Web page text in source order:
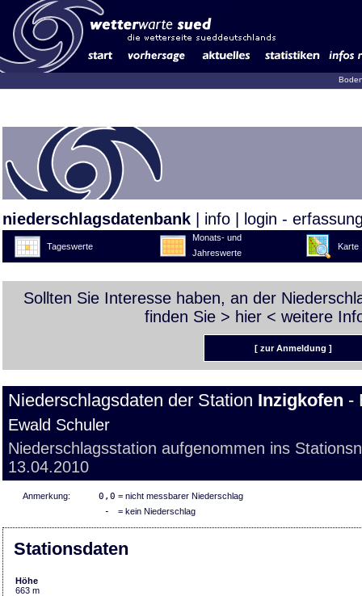
niederschlagsdatenbank info login -
Tageswerte
Monats- und
Jahreswerte
Karte
Sollten Sie Interesse haben, an der
finden Sie > hier < weitere
[ zur Anmeldung ]
Niederschlagsdaten der Station Inzigkofen -
Ewald Schuler
Niederschlagsstation aufgenommen ins
13.04.2010
Anmerkung: 0,0 = nicht messbarer Niederschlag
- = kein Niederschlag
Stationsdaten
Höhe
663 m